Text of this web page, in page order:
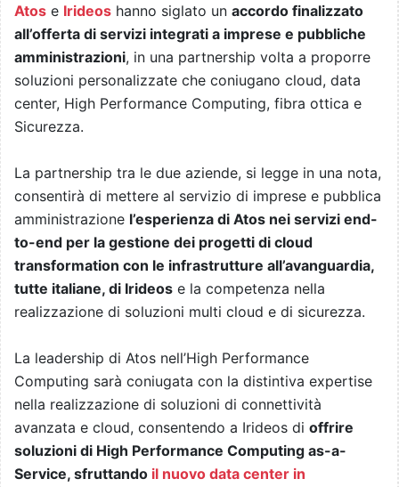
Atos e Irideos hanno siglato un accordo finalizzato
all’offerta di servizi integrati a imprese e pubbliche
amministrazioni, in una partnership volta a proporre
soluzioni personalizzate che coniugano cloud, data
center, High Performance Computing, fibra ottica e
Sicurezza.
La partnership tra le due aziende, si legge in una nota,
consentirà di mettere al servizio di imprese e pubblica
amministrazione l’esperienza di Atos nei servizi end-
to-end per la gestione dei progetti di cloud
transformation con le infrastrutture all’avanguardia,
tutte italiane, di Irideos e la competenza nella
realizzazione di soluzioni multi cloud e di sicurezza.
La leadership di Atos nell’High Performance
Computing sarà coniugata con la distintiva expertise
nella realizzazione di soluzioni di connettività
avanzata e cloud, consentendo a Irideos di offrire
soluzioni di High Performance Computing as-a-
Service, sfruttando il nuovo data center in